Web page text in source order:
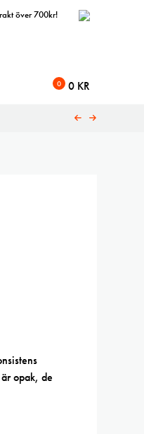
över 700kr!
0 0 KR
opak, de